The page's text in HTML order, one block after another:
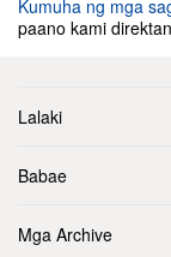
Kumuha ng mga
paano kami
Lalaki
Babae
Mga Archive